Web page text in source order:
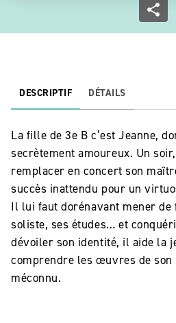
DESCRIPTIF DÉTAILS
La fille de 3e B c’est Jeanne,
secrètement amoureux. Un
remplacer en concert son
succès inattendu pour un
Il lui faut dorénavant mener
soliste, ses études… et
dévoiler son identité, il aide la
comprendre les œuvres de son
méconnu.